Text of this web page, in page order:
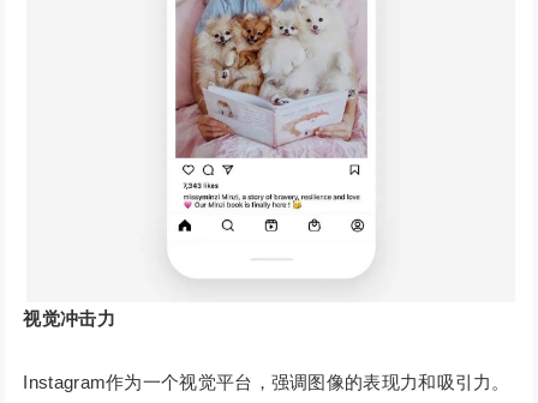
视觉冲击力
Instagram作为一个视觉平台，强调图像的表现力和吸引力。